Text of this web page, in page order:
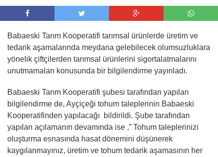
Babaeski Tarım Kooperatifi tarımsal ürünlerde üretim ve
tedarik aşamalarında meydana gelebilecek olumsuzluklara
yönelik çiftçilerden tarımsal ürünlerini sigortalatmalarını
unutmamaları konusunda bir bilgilendirme yayınladı.
Babaeski Tarım Kooperatifi şubesi tarafından yapılan
bilgilendirme de, Ayçiçeği tohum taleplerinin Babaeski
Kooperatifinden yapılacağı bildirildi. Şube tarafından
yapılan açılamanın devamında ise ,” Tohum taleplerinizi
oluşturma esnasında hasat dönemini düşünerek
kaygılanmayınız, üretim ve tohum tedarik aşamasının her